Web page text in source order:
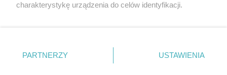
Reklama Kontakt
Informacja o Nadawcy
Szukaj
charakterystykę urządzenia do celów identyfikacji.
zmienić/wycofać klikając przycisk ustawień prywatności
znajdujący się w lewym dolnym rogu strony
. Niektóre
PARTNERZY USTAWIENIA